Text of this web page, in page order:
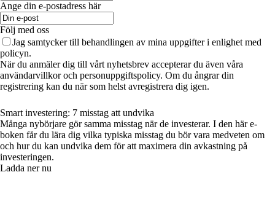
Ange din e-postadress här
Följ med oss
Jag samtycker till behandlingen av mina uppgifter i enlighet med
policyn.
När du anmäler dig till vårt nyhetsbrev accepterar du även våra
användarvillkor och personuppgiftspolicy. Om du ångrar din
registrering kan du när som helst avregistrera dig igen.
Smart investering: 7 misstag att undvika
Många nybörjare gör samma misstag när de investerar. I den här e-
boken får du lära dig vilka typiska misstag du bör vara medveten om
och hur du kan undvika dem för att maximera din avkastning på
investeringen.
Ladda ner nu